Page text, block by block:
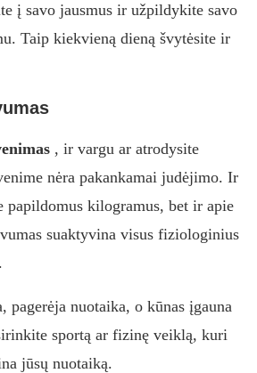
į savo jausmus ir užpildykite savo
Taip kiekvieną dieną švytėsite ir
, ir vargu ar atrodysite
nėra pakankamai judėjimo. Ir
papildomus kilogramus, bet ir apie
suaktyvina visus fiziologinius
pagerėja nuotaika, o kūnas įgauna
sportą ar fizinę veiklą, kuri
jūsų nuotaiką.